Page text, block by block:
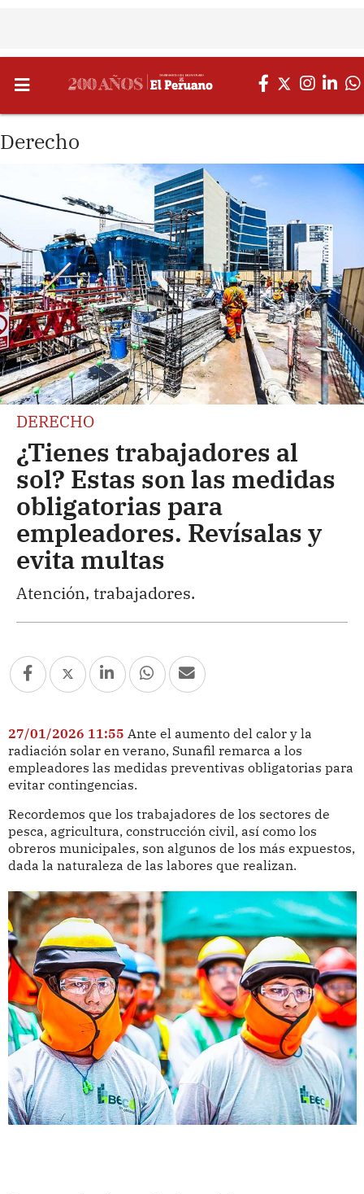
Derecho
DERECHO
¿Tienes trabajadores al
sol? Estas son las medidas
obligatorias para
empleadores. Revísalas y
evita multas
Atención, trabajadores.
27/01/2026 11:55 Ante el aumento del calor y la
radiación solar en verano, Sunafil remarca a los
empleadores las medidas preventivas obligatorias para
evitar contingencias.
Recordemos que los trabajadores de los sectores de
pesca, agricultura, construcción civil, así como los
obreros municipales, son algunos de los más expuestos,
dada la naturaleza de las labores que realizan.